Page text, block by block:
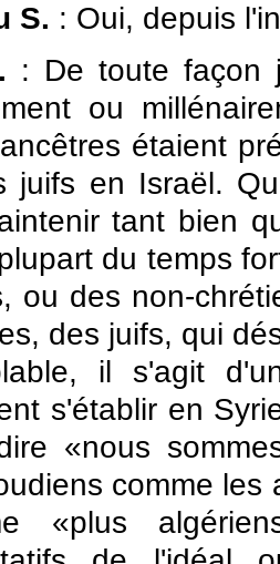
S. : Oui, depuis
: De toute façon
ou
étaient
juifs en Israël.
tant bien
du temps
ou des non-
des juifs, qui
il s'agit
s'établir en
«nous
comme les
«plus